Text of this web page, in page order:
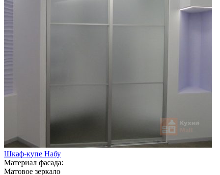
Шкаф-купе Набу
Материал фасада:
Матовое зеркало